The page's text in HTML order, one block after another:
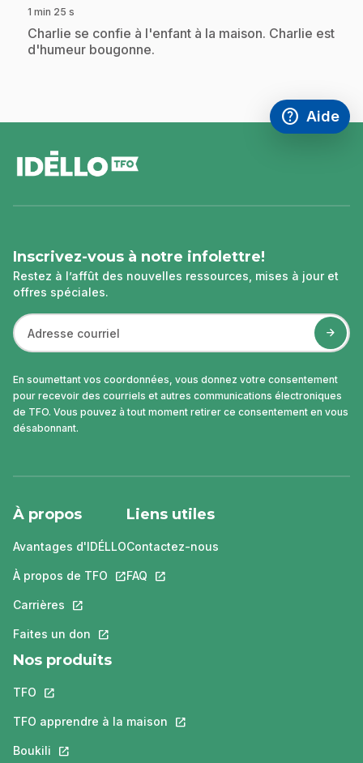
1 min 25 s
.Charlie se confie à l'enfant à la maison. Charlie est
d'humeur bougonne.
help
Accéder à
Aide
,Ce lien
de
page
Inscrivez-vous à notre infolettre!
Restez à l’affût des nouvelles ressources, mises à jour et
offres spéciales.
En soumettant vos coordonnées, vous donnez votre consentement
pour recevoir des courriels et autres communications électroniques
de TFO. Vous pouvez à tout moment retirer ce consentement en vous
désabonnant.
À propos
Avantages d'IDÉLLO
À propos de TFO Ce lien s'ouvrira dans un nouvel onglet.
Carrières Ce lien s'ouvrira dans un nouvel onglet.
Faites un don Ce lien s'ouvrira dans un nouvel onglet.
Liens utiles
Contactez-nous
FAQ Ce lien s'ouvrira dans un nouvel
Nos produits
TFO Ce lien s'ouvrira dans un nouvel onglet.
TFO apprendre à la maison Ce lien s'ouvrira dans un nouvel
Boukili Ce lien s'ouvrira dans un nouvel onglet.